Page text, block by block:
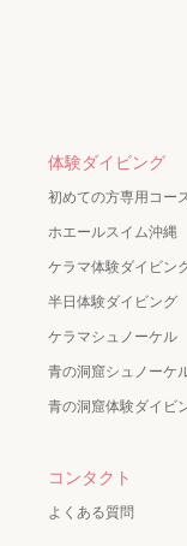
体験ダイビング
初めての方専用コー
ホエールスイム沖縄
ケラマ体験ダイビン
半日体験ダイビング
ケラマシュノーケル
青の洞窟シュノーケ
青の洞窟体験ダイビ
コンタクト
よくある質問